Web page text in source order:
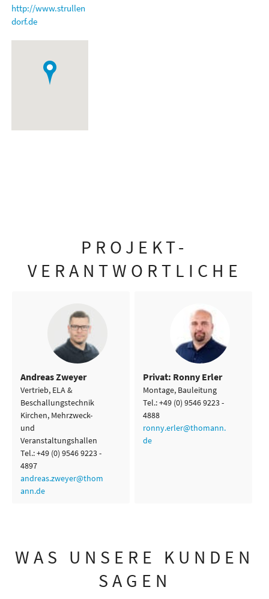
http://www.strullen
dorf.de
PROJEKT-
VERANTWORTLICHE
Andreas Zweyer
Vertrieb, ELA &
Beschallungstechnik
Kirchen, Mehrzweck-
und
Veranstaltungshallen
Tel.: +49 (0) 9546 9223 -
4897
andreas.zweyer@thom
ann.de
Privat: Ronny Erler
Montage, Bauleitung
Tel.: +49 (0) 9546 9223 -
4888
ronny.erler@thomann.
de
WAS UNSERE KUNDEN
SAGEN